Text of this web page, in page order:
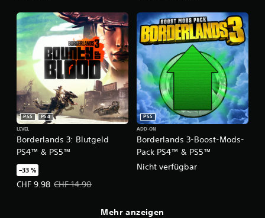
Borderlands 3: Blutgeld
PS4™ & PS5™
PS5
PS4
LEVEL
–33 %
CHF 9.98
Angebotspreis: CHF 9.98 Ursprünglicher Preis: CHF 14.90
CHF 14.90
Borderlands 3-Boost-Mods-
Pack PS4™ & PS5™
PS5
ADD-ON
Nicht verfügbar
Mehr anzeigen